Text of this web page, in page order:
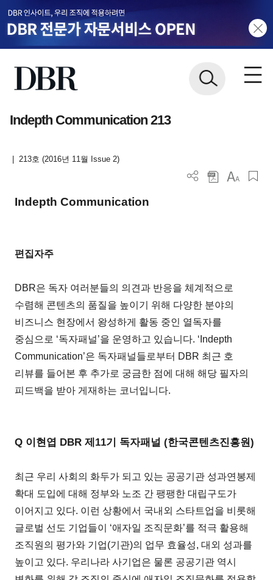
Indepth Communication 213
213호 (2016년 11월 Issue 2)
Indepth Communication
편집자주
DBR은 독자 여러분들의 의견과 반응을 체계적으로
수렴해 콘텐츠의 품질을 높이기 위해 다양한 분야의
비즈니스 현장에서 왕성하게 활동 중인 열독자를
중심으로 ‘독자패널’을 운영하고 있습니다. ‘Indepth
Communication’은 독자패널들로부터 DBR 최근 호
리뷰를 들어본 후 추가로 궁금한 점에 대해 해당 필자의
피드백을 받아 게재하는 코너입니다.
Q 이현엽 DBR 제11기 독자패널 (한국콘텐츠진흥원)
최근 우리 사회의 화두가 되고 있는 공공기관 성과연봉제
확대 도입에 대해 정부와 노조 간 팽팽한 대립구도가
이어지고 있다. 이런 상황에서 국내외 스타트업을 비롯해
글로벌 선도 기업들이 ‘애자일 조직문화’를 적극 활용해
조직원의 평가와 기업(기관)의 업무 효율성, 대외 성과를
높이고 있다. 우리나라 사기업은 물론 공공기관 역시